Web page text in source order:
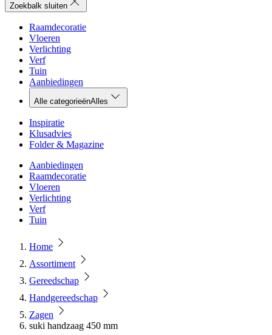
Zoekbalk sluiten
Raamdecoratie
Vloeren
Verlichting
Verf
Tuin
Aanbiedingen
Alle categorieënAlles
Inspiratie
Klusadvies
Folder & Magazine
Aanbiedingen
Raamdecoratie
Vloeren
Verlichting
Verf
Tuin
Home
Assortiment
Gereedschap
Handgereedschap
Zagen
suki handzaag 450 mm